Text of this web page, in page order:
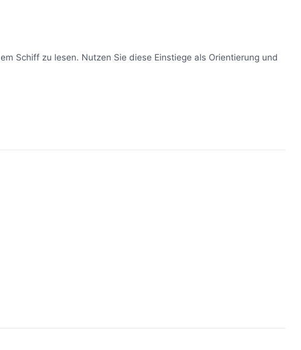
Schiff zu lesen. Nutzen Sie diese Einstiege als Orientierung und